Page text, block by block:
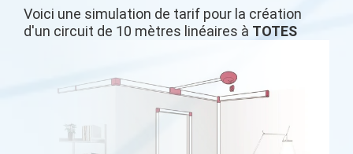
Voici une simulation de tarif pour la création
d'un circuit de 10 mètres linéaires à TOTES